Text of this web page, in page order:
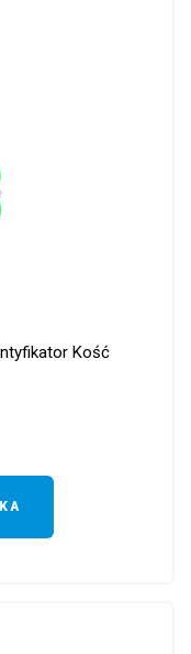
Kość